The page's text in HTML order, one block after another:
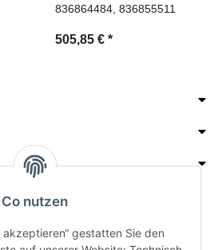
nutzen
akzeptieren“ gestatten Sie den
836864484, 836855511
505,85 € *